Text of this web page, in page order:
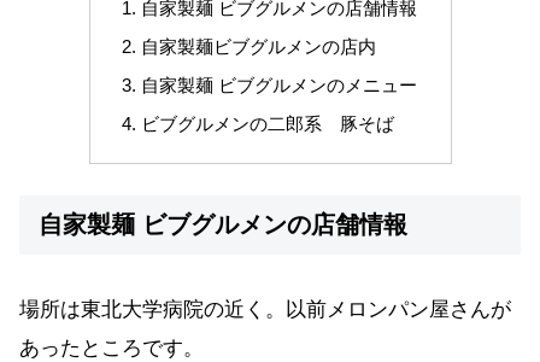
自家製麺 ビブグルメンの店舗情報
自家製麺ビブグルメンの店内
自家製麺 ビブグルメンのメニュー
ビブグルメンの二郎系 豚そば
自家製麺 ビブグルメンの店舗情報
場所は東北大学病院の近く。以前メロンパン屋さんが
あったところです。